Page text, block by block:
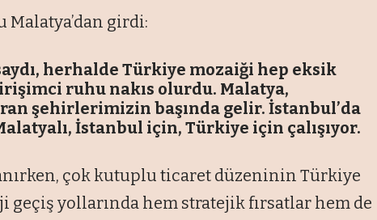
Malatya’dan girdi:
herhalde Türkiye mozaiği hep eksik
ruhu nakıs olurdu. Malatya,
şehirlerimizin başında gelir. İstanbul’da
İstanbul için, Türkiye için çalışıyor.
çok kutuplu ticaret düzeninin Türkiye
yollarında hem stratejik fırsatlar hem de